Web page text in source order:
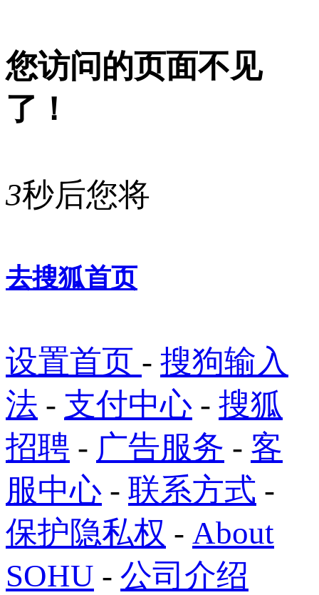
您访问的页面不见
了！
3秒后您将
去搜狐首页
设置首页 - 搜狗输入
法 - 支付中心 - 搜狐
招聘 - 广告服务 - 客
服中心 - 联系方式 -
保护隐私权 - About
SOHU - 公司介绍